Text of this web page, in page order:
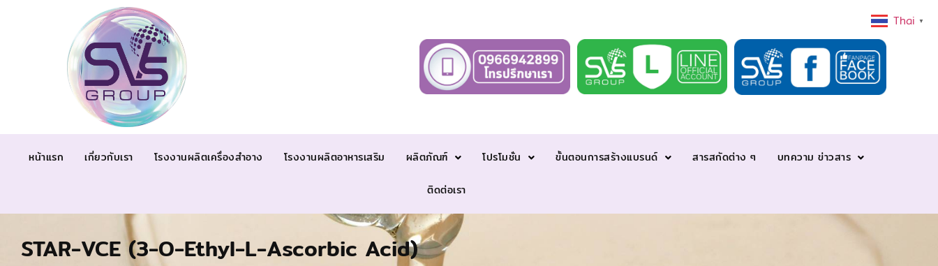
หน้าแรก เกี่ยวกับเรา โรงงานผลิตเครื่องสำอาง โรงงานผลิตอาหารเสริม ผลิตภัณฑ์ โปรโมชั่น ขั้นตอนการสร้างแบรนด์ สารสกัดต่าง ๆ บทความ ข่าวสาร
ติดต่อเรา
STAR-VCE (3-O-Ethyl-L-Ascorbic Acid)
Thai ▼